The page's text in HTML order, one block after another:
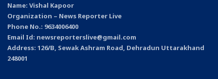
Name: Vishal Kapoor
Organization – News Reporter Live
Phone No.: 9634006400
Email Id: newsreporterslive@gmail.com
Address: 126/B, Sewak Ashram Road, Dehradun Uttarakhand
248001